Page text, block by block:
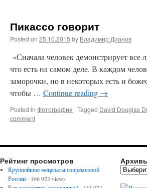
Пикассо говорит
Posted on 25.10.2015 by Владимир Дианов
«Сначала человек демонстрирует все
что есть на самом деле. В каждом
заморочки, но в некоторых есть и
чтобы … Continue reading →
Posted in Фотография | Tagged David Douglas
comment
Рейтинг просмотров
Крупнейшие меценаты современной
России- 166 923 views